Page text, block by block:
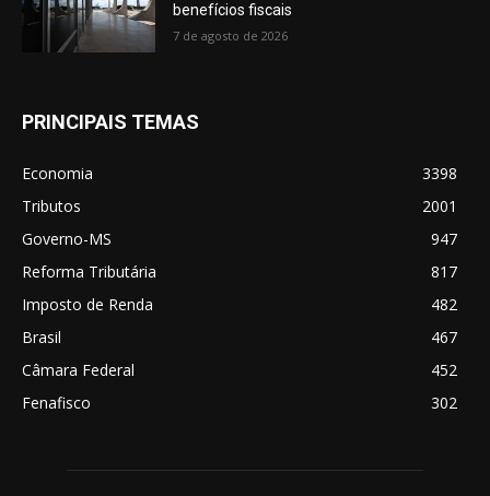
benefícios fiscais
7 de agosto de 2026
PRINCIPAIS TEMAS
Economia
3398
Tributos
2001
Governo-MS
947
Reforma Tributária
817
Imposto de Renda
482
Brasil
467
Câmara Federal
452
Fenafisco
302